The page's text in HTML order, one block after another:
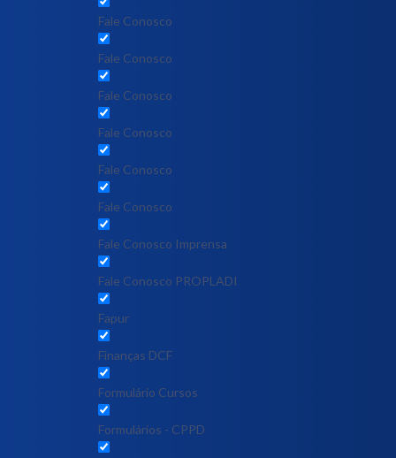
Fale Conosco
Fale Conosco
Fale Conosco
Fale Conosco
Fale Conosco
Fale Conosco
Fale Conosco Imprensa
Fale Conosco PROPLADI
Fapur
Finanças DCF
Formulário Cursos
Formulários - CPPD